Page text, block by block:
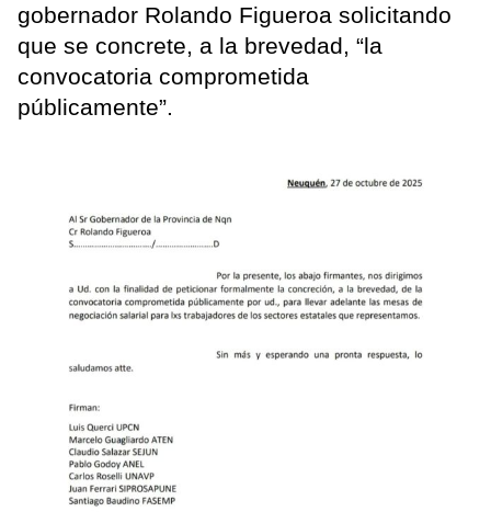
gobernador Rolando Figueroa solicitando
que se concrete, a la brevedad, “la
convocatoria comprometida
públicamente”.